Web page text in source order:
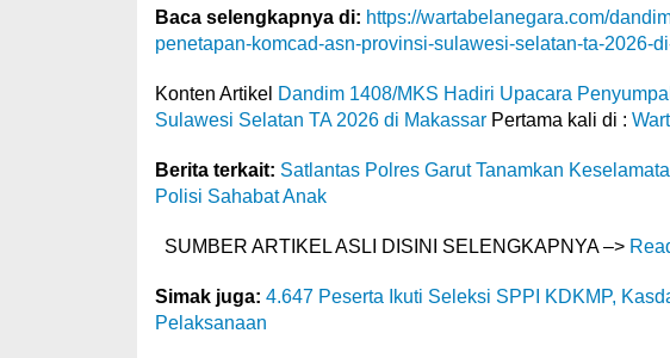
Baca selengkapnya di: https://wartabelanegara.com/
penetapan-komcad-asn-provinsi-sulawesi-selatan-ta-2026-
Konten Artikel Dandim 1408/MKS Hadiri Upacara
Sulawesi Selatan TA 2026 di MakassarPertama kali di :
Berita terkait: Satlantas Polres Garut Tanamkan
Polisi Sahabat Anak
SUMBER ARTIKEL ASLI DISINI SELENGKAPNYA –>
Simak juga: 4.647 Peserta Ikuti Seleksi SPPI KDKMP,
Pelaksanaan